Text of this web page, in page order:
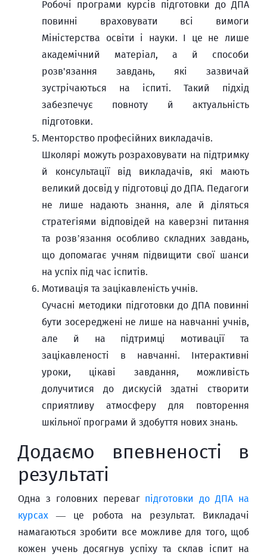
Робочі програми курсів підготовки до ДПА
повинні враховувати всі вимоги
Міністерства освіти і науки. І це не лише
академічний матеріал, а й способи
розв'язання завдань, які зазвичай
зустрічаються на іспиті. Такий підхід
забезпечує повноту й актуальність
підготовки.
Менторство професійних викладачів.
Школярі можуть розраховувати на підтримку
й консультації від викладачів, які мають
великий досвід у підготовці до ДПА. Педагоги
не лише надають знання, але й діляться
стратегіями відповідей на каверзні питання
та розв’язання особливо складних завдань,
що допомагає учням підвищити свої шанси
на успіх під час іспитів.
Мотивація та зацікавленість учнів.
Сучасні методики підготовки до ДПА повинні
бути зосереджені не лише на навчанні учнів,
але й на підтримці мотивації та
зацікавленості в навчанні. Інтерактивні
уроки, цікаві завдання, можливість
долучитися до дискусій здатні створити
сприятливу атмосферу для повторення
шкільної програми й здобуття нових знань.
Додаємо впевненості в
результаті
Одна з головних переваг підготовки до ДПА на
курсах — це робота на результат. Викладачі
намагаються зробити все можливе для того, щоб
кожен учень досягнув успіху та склав іспит на